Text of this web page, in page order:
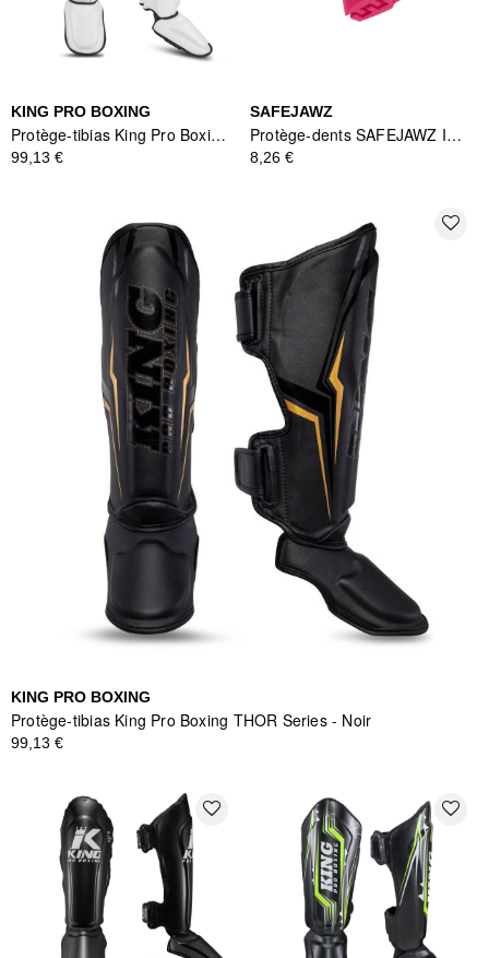
KING PRO BOXING
Protège-tibias King Pro Boxing Spartan Series - Blanc/Rouge/Noir
99,13 €
SAFEJAWZ
Protège-dents SAFEJAWZ INTRO Rose - Protection Auto-ajustable
8,26 €
favorite_border
KING PRO BOXING
Protège-tibias King Pro Boxing THOR Series - Noir
99,13 €
favorite_border favorite_border